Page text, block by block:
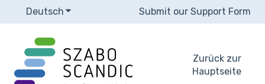
Deutsch Untermenü für Übersetzungen anzeigen
Submit our Support Form
Zurück zur
Hauptseite